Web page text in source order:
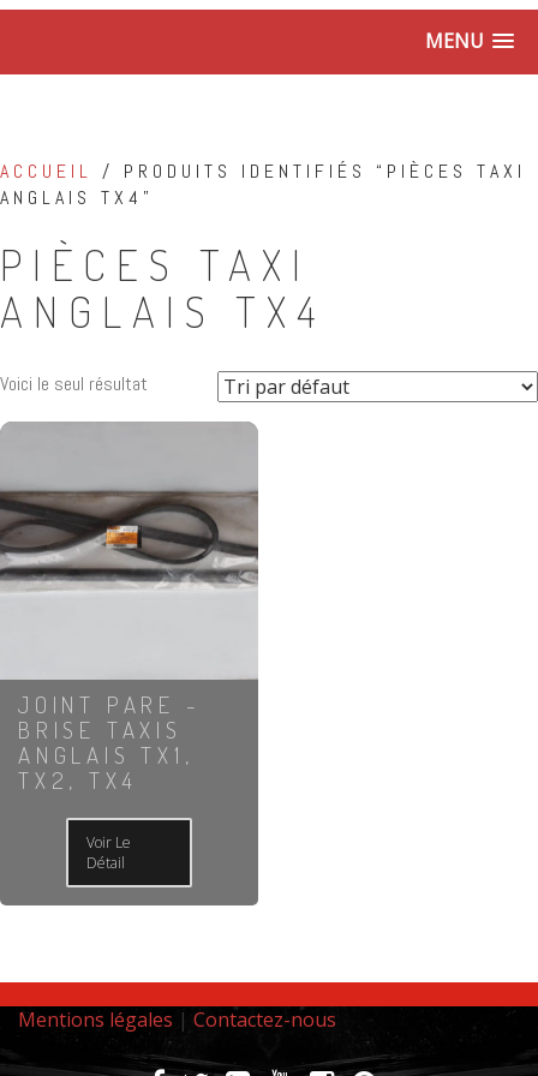
MENU
ACCUEIL / PRODUITS IDENTIFIÉS “PIÈCES TAXI
ANGLAIS TX4”
PIÈCES TAXI
ANGLAIS TX4
Voici le seul résultat
JOINT PARE -
BRISE TAXIS
ANGLAIS TX1,
TX2, TX4
Voir Le
Détail
Mentions légales | Contactez-nous